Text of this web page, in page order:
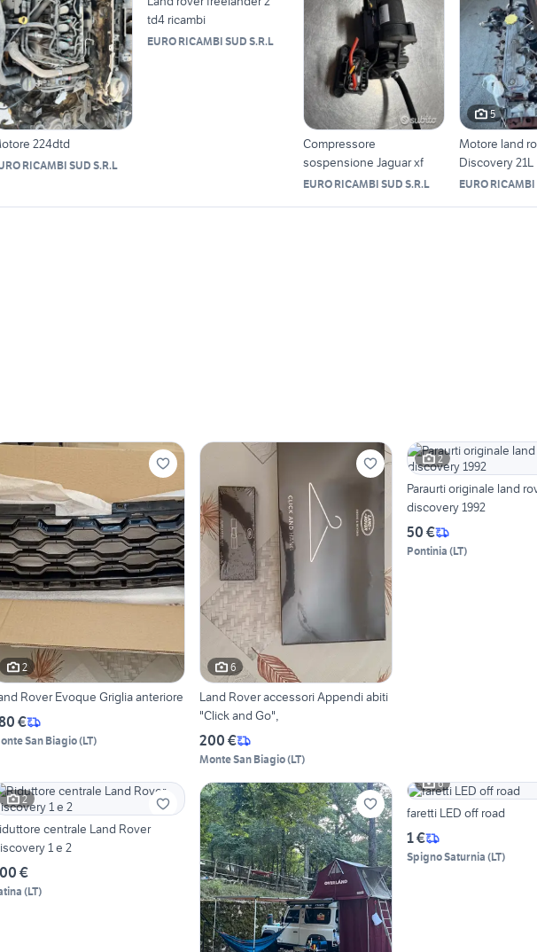
224dtd
RICAMBI SUD S.R.L
td4 ricambi
EURO RICAMBI SUD S.R.L
Compressore
sospensione Jaguar xf
EURO RICAMBI SUD S.R.L
5
Motore land
Discovery 21L
EURO RICAMBI
2
Rover Evoque Griglia anteriore
€
San Biagio(LT)
6
Land Rover accessori Appendi abiti
"Click and Go",
200 €
Monte San Biagio(LT)
2
Paraurti originale land
discovery 1992
50 €
Pontinia (LT)
2
centrale Land Rover
1 e 2
€
(LT)
6
faretti LED off road
1 €
Spigno Saturnia (LT)